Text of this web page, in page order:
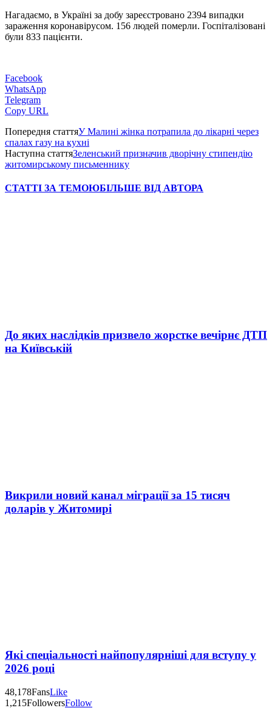
Нагадаємо, в Україні за добу зареєстровано 2394 випадки
зараження коронавірусом. 156 людей померли. Госпіталізовані
були 833 пацієнти.
Facebook
WhatsApp
Telegram
Copy URL
Попередня статтяУ Малині жінка потрапила до лікарні через
спалах газу на кухні
Наступна статтяЗеленський призначив дворічну стипендію
житомирському письменнику
СТАТТІ ЗА ТЕМОЮБІЛЬШЕ ВІД АВТОРА
До яких наслідків призвело жорстке вечірнє ДТП
на Київській
Викрили новий канал міграції за 15 тисяч
доларів у Житомирі
Які спеціальності найпопулярніші для вступу у
2026 році
48,178FansLike
1,215FollowersFollow